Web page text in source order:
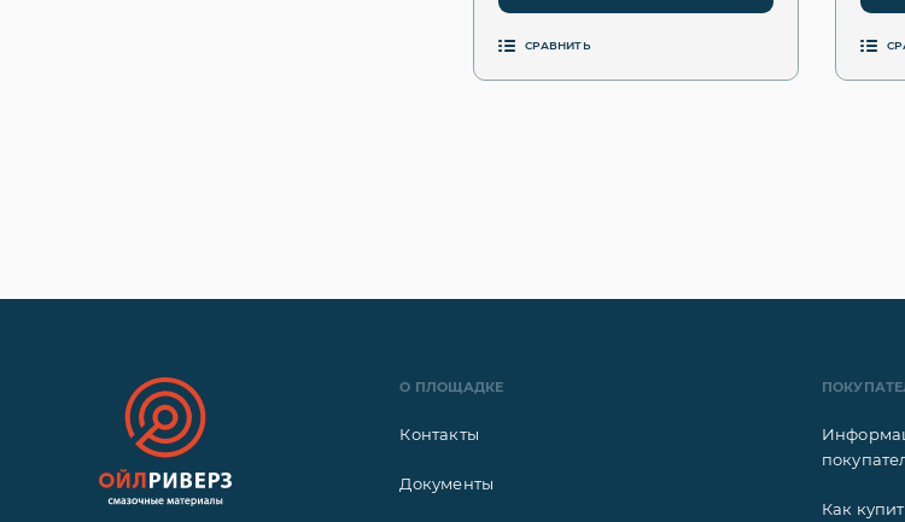
СРАВНИТЬ
О ПЛОЩАДКЕ
Контакты
Документы
Как